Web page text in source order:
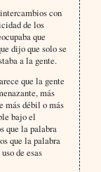
con
de los
que
dijo que solo se
a la gente.
que la gente
más
más débil o más
bajo el
que la palabra
que la palabra
de esas